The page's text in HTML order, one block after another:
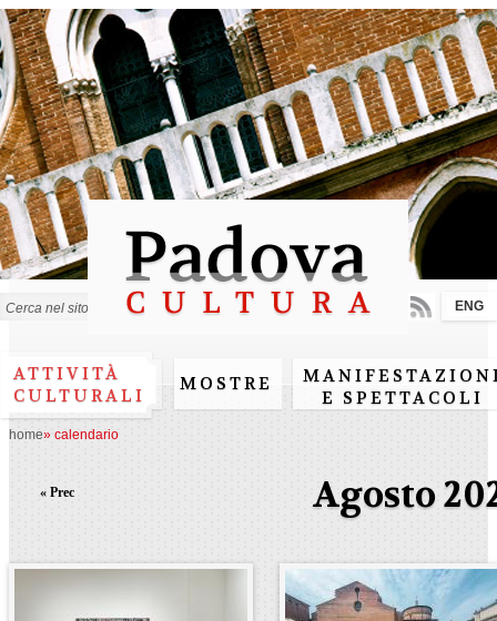
Salta al
contenuto
principale
ATTIVITÀ
CULTURALI
MOSTRE
E SPETTACOLI
ENG
home» calendario
Agosto
« Prec